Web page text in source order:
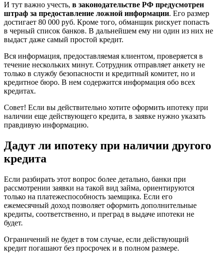
И тут важно учесть, в законодательстве РФ предусмотрен
штраф за предоставление ложной информации. Его размер
достигает 80 000 руб. Кроме того, обманщик рискует попасть
в черный список банков. В дальнейшем ему ни один из них не
выдаст даже самый простой кредит.
Вся информация, предоставляемая клиентом, проверяется в
течение нескольких минут. Сотрудник отправляет анкету не
только в службу безопасности и кредитный комитет, но и
кредитное бюро. В нем содержится информация обо всех
кредитах.
Совет! Если вы действительно хотите оформить ипотеку при
наличии еще действующего кредита, в заявке нужно указать
правдивую информацию.
Дадут ли ипотеку при наличии другого
кредита
Если разбирать этот вопрос более детально, банки при
рассмотрении заявки на такой вид займа, ориентируются
только на платежеспособность заемщика. Если его
ежемесячный доход позволяет оформить дополнительные
кредиты, соответственно, и преград в выдаче ипотеки не
будет.
Ограничений не будет в том случае, если действующий
кредит погашают без просрочек и в полном размере.